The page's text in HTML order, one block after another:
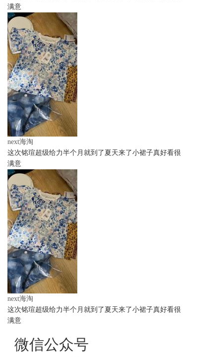
满意
next海淘
这次铭瑄超级给力半个月就到了夏天来了小裙子真好看很
满意
next海淘
这次铭瑄超级给力半个月就到了夏天来了小裙子真好看很
满意
微信公众号